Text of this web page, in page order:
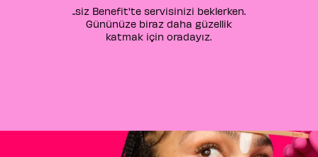
..siz Benefit'te servisinizi beklerken.
Gününüze biraz daha güzellik
katmak için oradayız.